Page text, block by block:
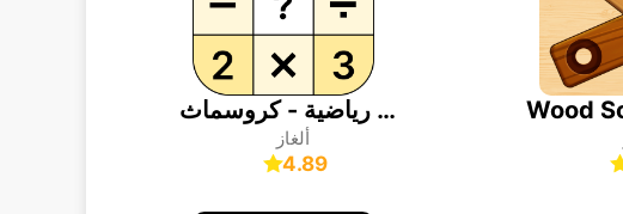
ألعاب ألغاز رياضية - كروسماث
ألغاز
4.89